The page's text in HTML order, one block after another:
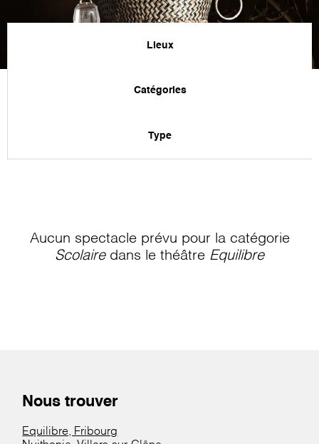
Lieux
Catégories
Type
Aucun spectacle prévu pour la catégorie
Scolairedans le théâtre Equilibre
Nous trouver
Equilibre, Fribourg